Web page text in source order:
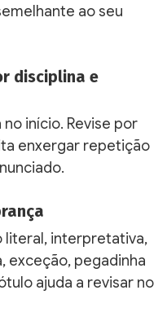
ao seu
disciplina e
início. Revise por
enxergar repetição
literal, interpretativa,
exceção, pegadinha
ajuda a revisar no